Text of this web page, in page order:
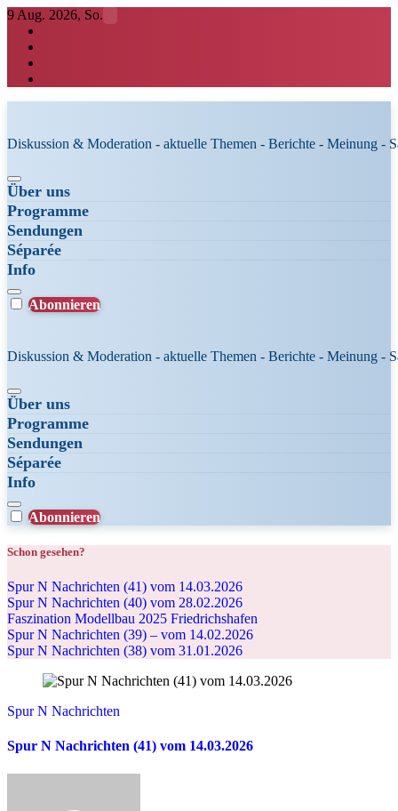
Zum
Inhalt
springen
9 Aug. 2026, So.
Diskussion & Moderation - aktuelle Themen - Berichte - Meinung -
Über uns
Programme
Sendungen
Séparée
Info
Abonnieren
Diskussion & Moderation - aktuelle Themen - Berichte - Meinung -
Über uns
Programme
Sendungen
Séparée
Info
Abonnieren
Schon gesehen?
Spur N Nachrichten (41) vom 14.03.2026
Spur N Nachrichten (40) vom 28.02.2026
Faszination Modellbau 2025 Friedrichshafen
Spur N Nachrichten (39) – vom 14.02.2026
Spur N Nachrichten (38) vom 31.01.2026
Spur N Nachrichten
Spur N Nachrichten (41) vom 14.03.2026